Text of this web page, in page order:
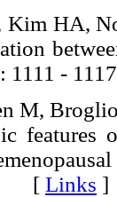
Kim HA,
1111 -
M,
features
[ Links ]